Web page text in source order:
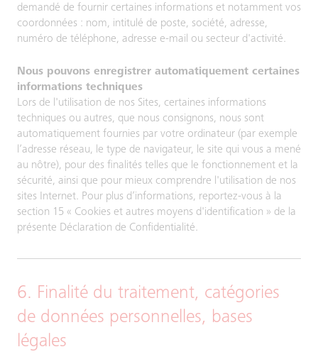
demandé de fournir certaines informations et notamment vos
coordonnées : nom, intitulé de poste, société, adresse,
numéro de téléphone, adresse e-mail ou secteur d'activité.
Nous pouvons enregistrer automatiquement certaines
informations techniques
Lors de l'utilisation de nos Sites, certaines informations
techniques ou autres, que nous consignons, nous sont
automatiquement fournies par votre ordinateur (par exemple
l’adresse réseau, le type de navigateur, le site qui vous a mené
au nôtre), pour des finalités telles que le fonctionnement et la
sécurité, ainsi que pour mieux comprendre l'utilisation de nos
sites Internet. Pour plus d’informations, reportez-vous à la
section 15 « Cookies et autres moyens d'identification » de la
présente Déclaration de Confidentialité.
6. Finalité du traitement, catégories
de données personnelles, bases
légales